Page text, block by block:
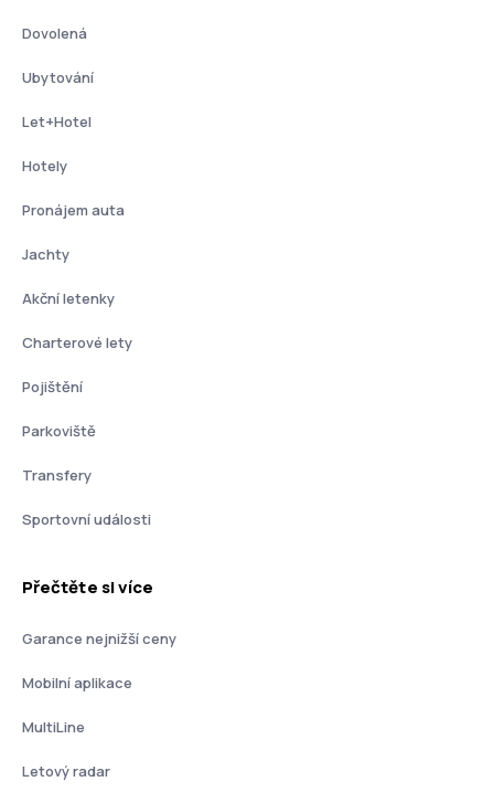
Dovolená
Ubytování
Let+Hotel
Hotely
Pronájem auta
Jachty
Akční letenky
Charterové lety
Pojištění
Parkoviště
Transfery
Sportovní události
Přečtěte si více
Garance nejnižší ceny
Mobilní aplikace
MultiLine
Letový radar